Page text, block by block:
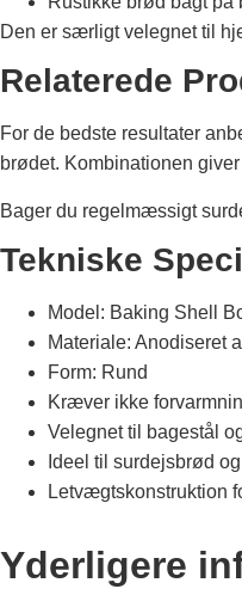
Den er særligt velegnet til
Relaterede
For de bedste resultater
brødet. Kombinationen
Bager du regelmæssigt
Tekniske
Model: Baking Shell
Materiale: Anodiseret
Form: Rund
Kræver ikke
Velegnet til bagestål
Ideel til surdejsbrød
Letvægtskonstruktion
Yderligere